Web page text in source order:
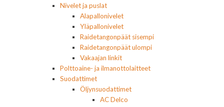
Nivelet ja puslat
Alapallonivelet
Yläpallonivelet
Raidetangonpäät sisempi
Raidetangonpäät ulompi
Vakaajan linkit
Polttoaine- ja ilmanottolaitteet
Suodattimet
Öljynsuodattimet
AC Delco